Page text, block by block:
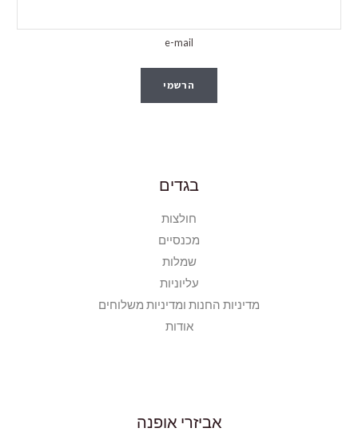
e-mail
הרשמי
בגדים
חולצות
מכנסיים
שמלות
עליוניות
מדיניות החנות ומדיניות משלוחים
אודות
אביזרי אופנה